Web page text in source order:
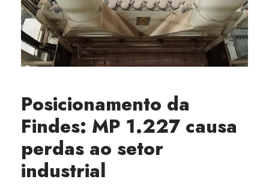
Posicionamento da
Findes: MP 1.227 causa
perdas ao setor
industrial